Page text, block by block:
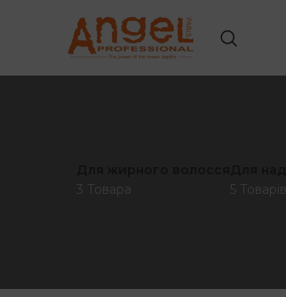
3 Товара
5 Товарів